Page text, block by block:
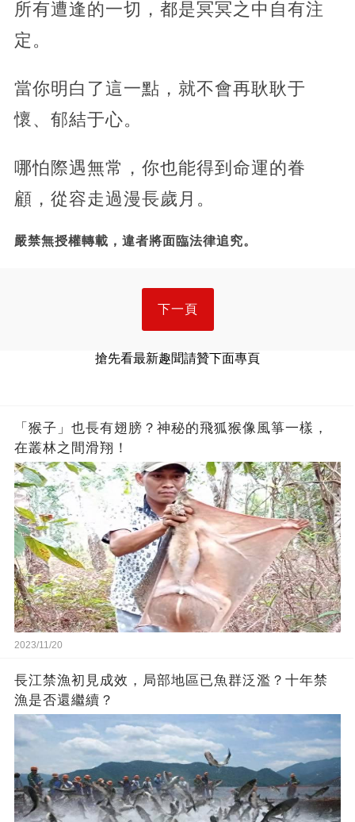
所有遭逢的一切，都是冥冥之中自有注
定。
當你明白了這一點，就不會再耿耿于
懷、郁結于心。
哪怕際遇無常，你也能得到命運的眷
顧，從容走過漫長歲月。
嚴禁無授權轉載，違者將面臨法律追究。
下一頁
搶先看最新趣聞請贊下面專頁
「猴子」也長有翅膀？神秘的飛狐猴像風箏一樣，
在叢林之間滑翔！
2023/11/20
長江禁漁初見成效，局部地區已魚群泛濫？十年禁
漁是否還繼續？